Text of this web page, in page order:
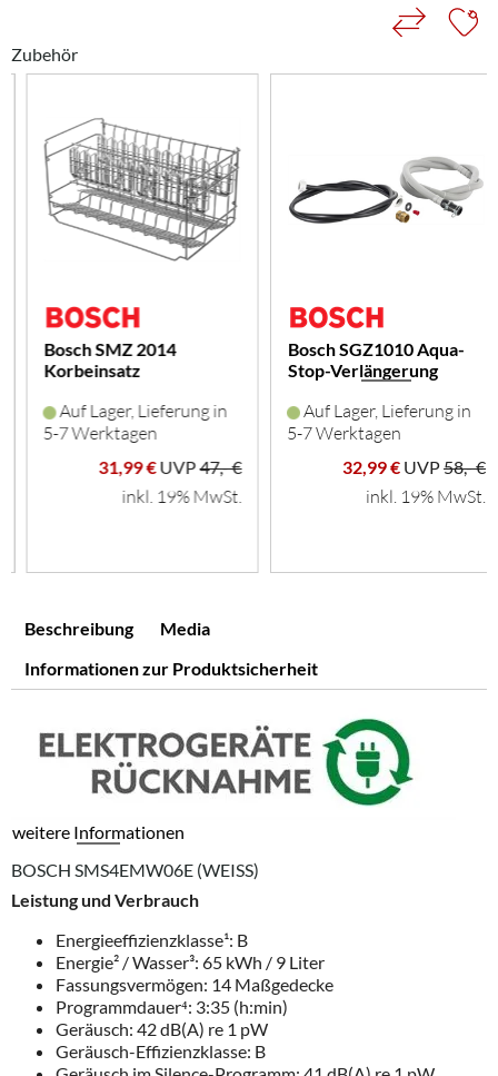
Zubehör
Bosch SMZ 2014
Korbeinsatz
Auf Lager, Lieferung in
5-7 Werktagen
31,99 € UVP47,- €
inkl. 19% MwSt.
Bosch SGZ1010 Aqua-
Stop-Verlängerung
Auf Lager, Lieferung in
5-7 Werktagen
32,99 € UVP58,- €
inkl. 19% MwSt.
Beschreibung
Media
Informationen zur Produktsicherheit
weitere Informationen
BOSCH SMS4EMW06E (WEISS)
Leistung und Verbrauch
Energieeffizienzklasse¹: B
Energie² / Wasser³: 65 kWh / 9 Liter
Fassungsvermögen: 14 Maßgedecke
Programmdauer⁴: 3:35 (h:min)
Geräusch: 42 dB(A) re 1 pW
Geräusch-Effizienzklasse: B